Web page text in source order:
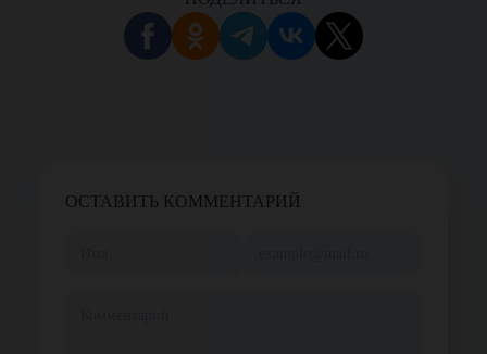
ОСТАВИТЬ КОММЕНТАРИЙ